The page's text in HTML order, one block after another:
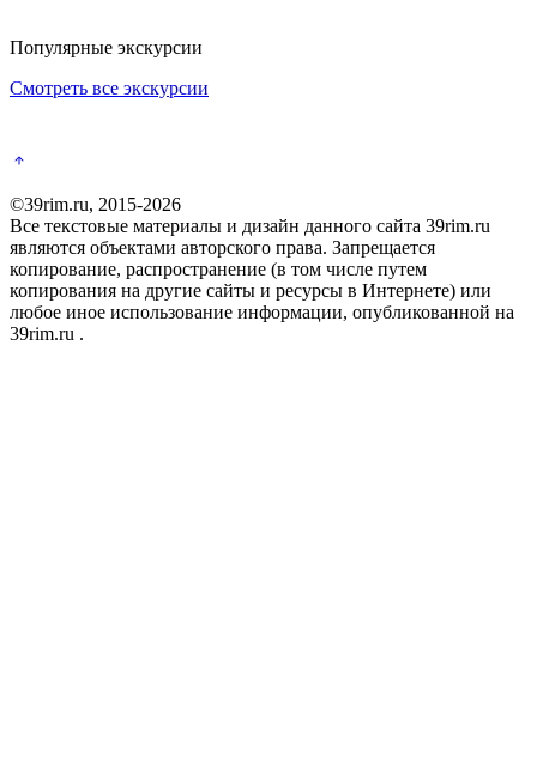
Популярные экскурсии
Смотреть все экскурсии
©39rim.ru, 2015-2026
Все текстовые материалы и дизайн данного сайта 39rim.ru
являются объектами авторского права. Запрещается
копирование, распространение (в том числе путем
копирования на другие сайты и ресурсы в Интернете) или
любое иное использование информации, опубликованной на
39rim.ru .